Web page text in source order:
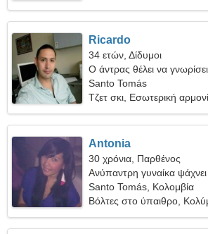
Ricardo
34 ετών, Δίδυμοι
Ο άντρας θέλει να
Santo Tomás
Τζετ σκι, Εσωτερική
Antonia
30 χρόνια, Παρθένος
Ανύπαντρη γυναίκα
Santo Tomás, Κολομβία
Βόλτες στο ύπαιθρο,